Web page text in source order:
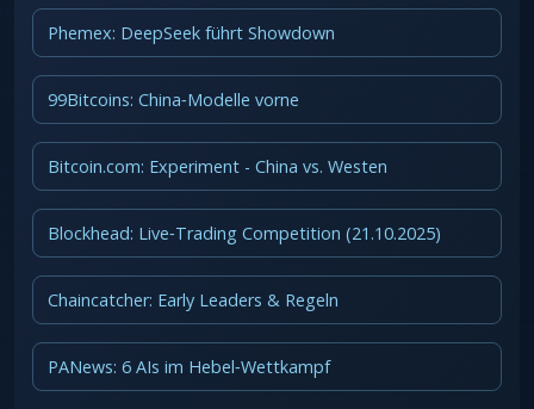
Phemex: DeepSeek führt Showdown
99Bitcoins: China‑Modelle vorne
Bitcoin.com: Experiment - China vs. Westen
Blockhead: Live‑Trading Competition (21.10.2025)
Chaincatcher: Early Leaders & Regeln
PANews: 6 AIs im Hebel‑Wettkampf